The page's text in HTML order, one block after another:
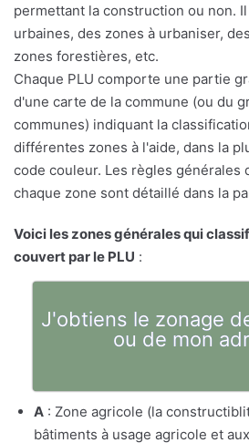
permettant la construction ou non.
urbaines, des zones à urbaniser,
zones forestières, etc.
Chaque PLU comporte une partie
d'une carte de la commune (ou du
communes) indiquant la
différentes zones à l'aide, dans la
code couleur. Les règles générales
chaque zone sont détaillé dans la
Voici les zones générales qui
couvert par le PLU :
J'obtiens le zonage
ou de mon
A : Zone agricole (la
bâtiments à usage agricole et